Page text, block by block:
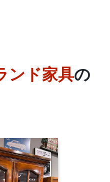
ンド家具の